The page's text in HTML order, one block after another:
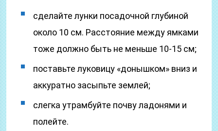
сделайте лунки посадочной глубиной
около 10 см. Расстояние между ямками
тоже должно быть не меньше 10-15 см;
поставьте луковицу «донышком» вниз и
аккуратно засыпьте землей;
слегка утрамбуйте почву ладонями и
полейте.